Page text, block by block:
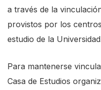
a través de la
provistos por los
estudio de la
Para mantenerse
Casa de Estudios